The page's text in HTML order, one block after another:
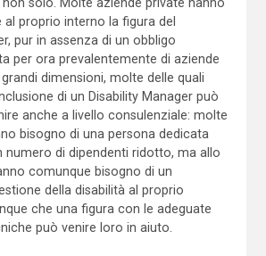
al proprio interno la figura del
pur in assenza di un obbligo
per ora prevalentemente di aziende
dimensioni, molte delle quali
di un Disability Manager può
anche a livello consulenziale: molte
bisogno di una persona dedicata
numero di dipendenti ridotto, ma allo
comunque bisogno di un
della disabilità al proprio
che una figura con le adeguate
può venire loro in aiuto.